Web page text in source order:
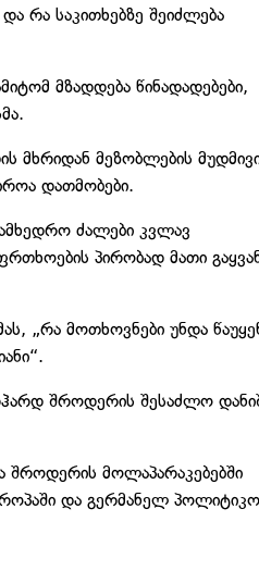
რა საკითხებზე შეიძლება
მზადდება წინადადებები,
მხრიდან მეზობლების
დათმობები.
ძალები კვლავ
პირობად მათი
„რა მოთხოვნები უნდა
შროდერის შესაძლო
შროდერის მოლაპარაკებებში
და გერმანელ